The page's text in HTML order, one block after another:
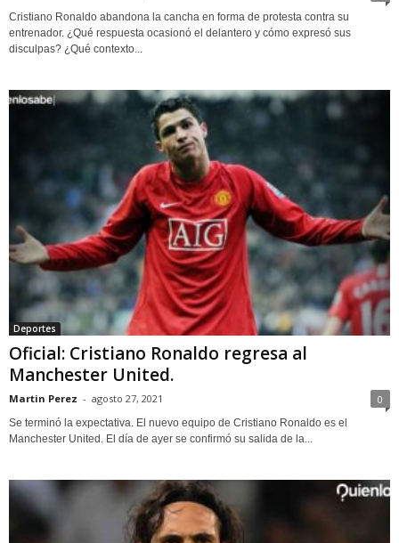
Cristiano Ronaldo abandona la cancha en forma de protesta contra su
entrenador. ¿Qué respuesta ocasionó el delantero y cómo expresó sus
disculpas? ¿Qué contexto...
Deportes
Oficial: Cristiano Ronaldo regresa al
Manchester United.
Martin Perez - agosto 27, 2021 0
Se terminó la expectativa. El nuevo equipo de Cristiano Ronaldo es el
Manchester United. El día de ayer se confirmó su salida de la...